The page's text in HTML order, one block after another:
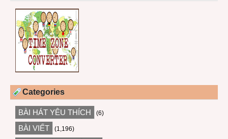
Categories
BÀI HÁT YÊU THÍCH (6)
BÀI VIẾT (1,196)